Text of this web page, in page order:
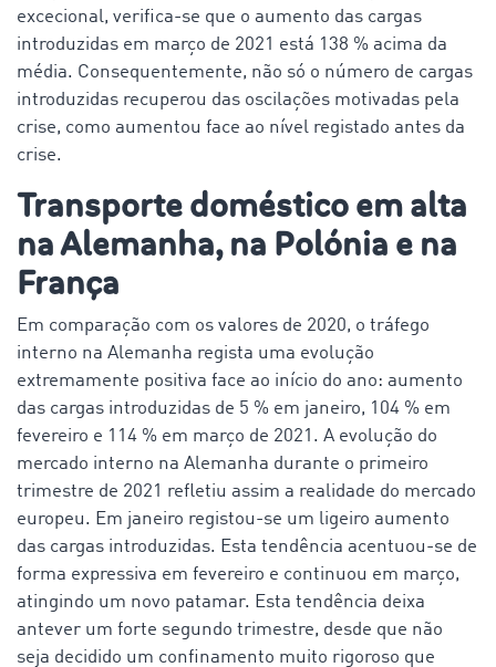
excecional, verifica-se que o aumento das cargas
introduzidas em março de 2021 está 138 % acima da
média. Consequentemente, não só o número de cargas
introduzidas recuperou das oscilações motivadas pela
crise, como aumentou face ao nível registado antes da
crise.
Transporte doméstico em alta
na Alemanha, na Polónia e na
França
Em comparação com os valores de 2020, o tráfego
interno na Alemanha regista uma evolução
extremamente positiva face ao início do ano: aumento
das cargas introduzidas de 5 % em janeiro, 104 % em
fevereiro e 114 % em março de 2021. A evolução do
mercado interno na Alemanha durante o primeiro
trimestre de 2021 refletiu assim a realidade do mercado
europeu. Em janeiro registou-se um ligeiro aumento
das cargas introduzidas. Esta tendência acentuou-se de
forma expressiva em fevereiro e continuou em março,
atingindo um novo patamar. Esta tendência deixa
antever um forte segundo trimestre, desde que não
seja decidido um confinamento muito rigoroso que